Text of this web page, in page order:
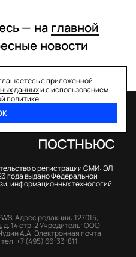
— на главной
новости
с приложенной
данныхи с использованием
политике.
о регистрации СМИ: ЭЛ
года выдано Федеральной
информационных технологий
Адрес редакции: 127015,
14 стр. 2Учредитель: ООО
А.А.Электронная почта
тел. +7 (495) 66-33-811